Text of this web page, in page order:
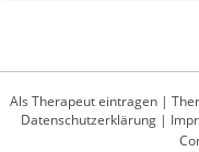
Als Therapeut eintragen |
Datenschutzerklärung|